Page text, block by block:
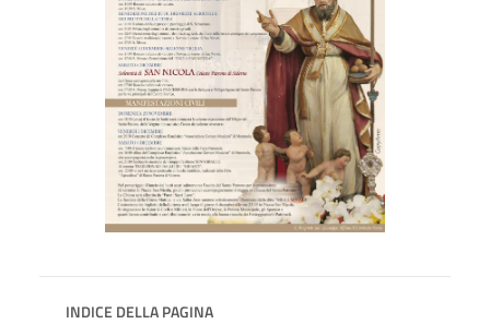
INDICE DELLA PAGINA